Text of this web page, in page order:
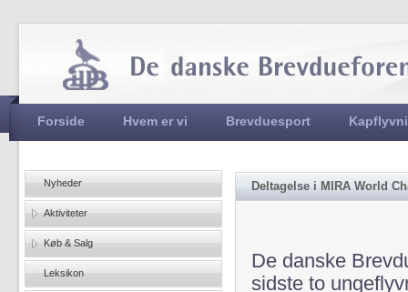
Hovedmenu
Forside Hvem er vi Brevduesport
Deltagelse i MIRA World
De danske
sidste to
Nyheder
Aktiviteter
Køb & Salg
Leksikon